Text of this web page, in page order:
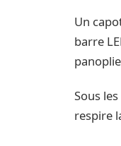
Un
barre
Sous
respire